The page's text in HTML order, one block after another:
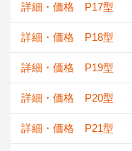
詳細・価格 P17型
詳細・価格 P18型
詳細・価格 P19型
詳細・価格 P20型
詳細・価格 P21型